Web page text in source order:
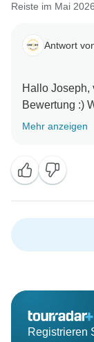
Reiste im Mai 2026
Antwort
Hallo Joseph,
Bewertung :)
Mehr anzeigen
Registrieren